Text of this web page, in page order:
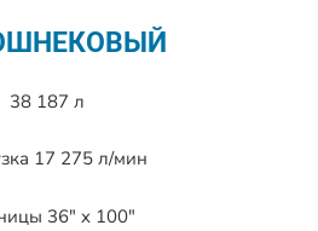
38 187 л
17 275 л/мин
36″ x 100″